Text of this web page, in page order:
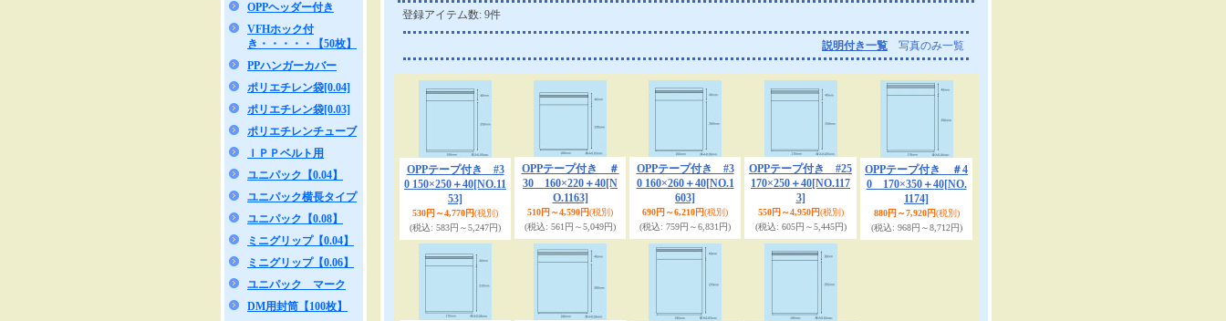
OPPヘッダー付き
VFHホック付
き・・・・・【50枚】
PPハンガーカバー
ポリエチレン袋[0.04]
ポリエチレン袋[0.03]
ポリエチレンチューブ
ＩＰＰベルト用
ユニパック【0.04】
ユニパック横長タイプ
ユニパック【0.08】
ミニグリップ【0.04】
ミニグリップ【0.06】
ユニパック マーク
DM用封筒【100枚】
登録アイテム数: 9件
説明付き一覧 写真のみ一覧
OPPテープ付き #3
0 150×250＋40[NO.11
53]
530円～4,770円(税別)
(税込: 583円～5,247円)
OPPテープ付き ＃
30 160×220＋40[N
O.1163]
510円～4,590円(税別)
(税込: 561円～5,049円)
OPPテープ付き #3
0 160×260＋40[NO.1
603]
690円～6,210円(税別)
(税込: 759円～6,831円)
OPPテープ付き #25
170×250＋40[NO.117
3]
550円～4,950円(税別)
(税込: 605円～5,445円)
OPPテープ付き ＃4
0 170×350＋40[NO.
1174]
880円～7,920円(税別)
(税込: 968円～8,712円)